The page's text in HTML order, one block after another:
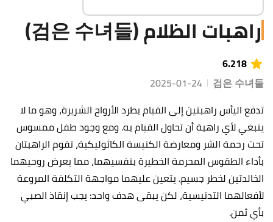
راهبات الظلام (검은 수녀들)
6.218
검은 수녀들
2025-01-24
تدفع اليأس راهبتين إلى القيام بطرد الأرواح الشريرة، وهو ما لا
ينبغي لأي راهبة أن تحاول القيام به. ومع وجود طفل ممسوس
تحت رحمة الشر ومعارضة الكنيسة الكاثوليكية، تقوم الراهبتان
بأداء الطقوس المحرمة الخطيرة بنفسيهما، مما يعرض روحيهما
الخالدتين لخطر جسيم. يتعين عليهما مواجهة التكلفة المروعة
لأفعالهما التدنيسية، لكن يبقى هدف واحد: يجب إنقاذ الصبي
بأي ثمن.